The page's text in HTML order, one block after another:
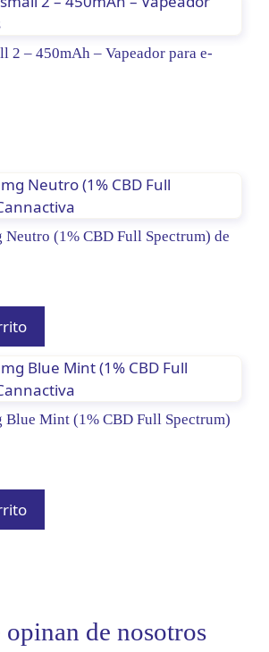
2 – 450mAh – Vapeador para e-
(1% CBD Full Spectrum) de
Mint (1% CBD Full Spectrum)
opinan de nosotros